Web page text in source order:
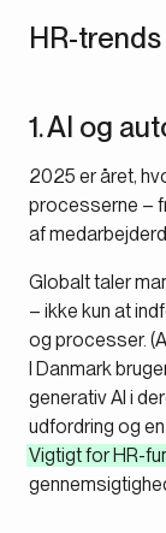
HR-
1. AI og
2025 er året,
processerne –
af
Globalt taler
– ikke kun at
og processer.
I Danmark
generativ AI i
udfordring og
Vigtigt for HR-